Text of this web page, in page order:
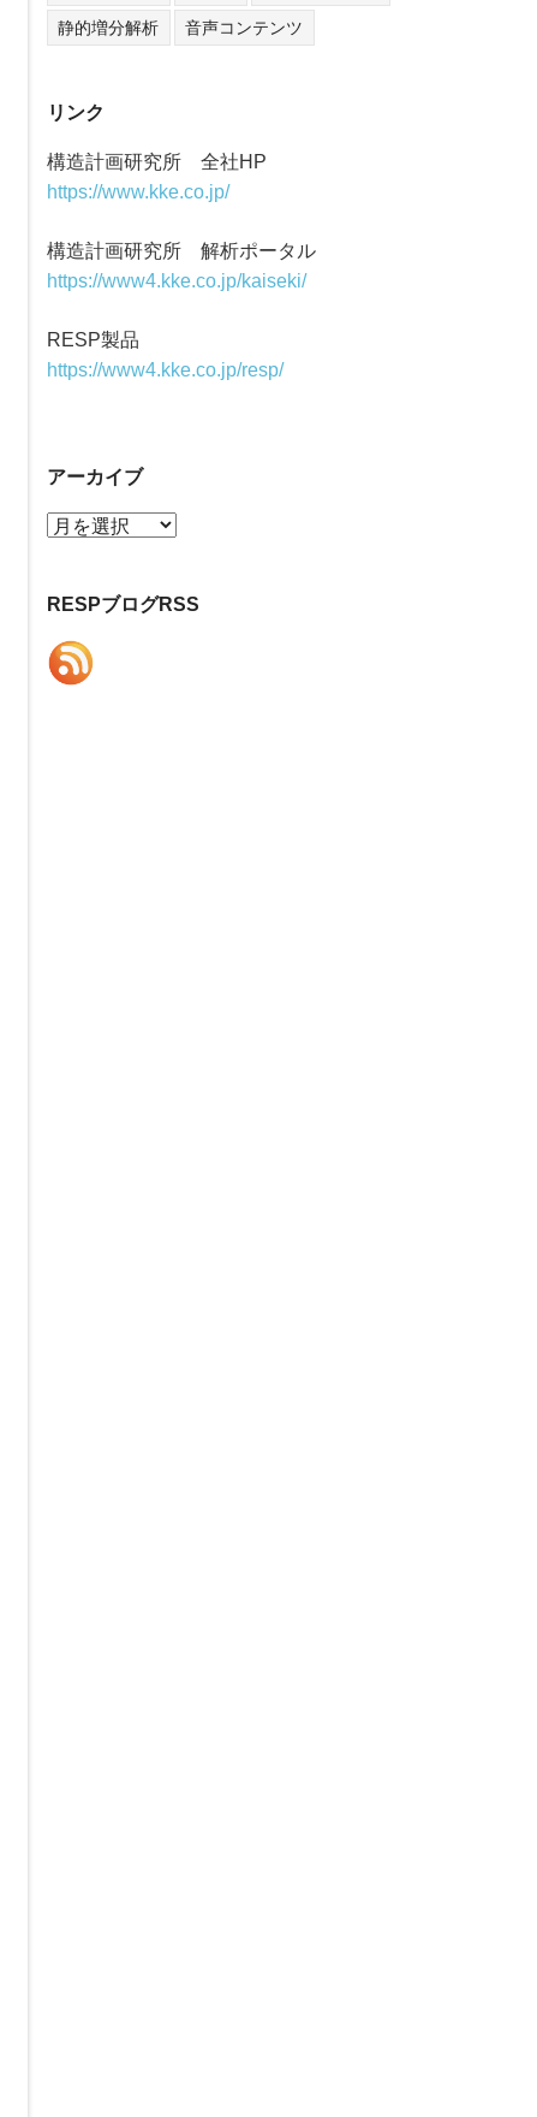
静的増分解析 音声コンテンツ
リンク
構造計画研究所 全社HP
https://www.kke.co.jp/
構造計画研究所 解析ポータル
https://www4.kke.co.jp/kaiseki/
RESP製品
https://www4.kke.co.jp/resp/
アーカイブ
ア
イ
ブ
RESPブログRSS